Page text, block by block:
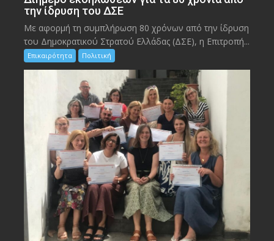
την ίδρυση του ΔΣΕ
Με αφορμή τη συμπλήρωση 80 χρόνων από την ίδρυση
του Δημοκρατικού Στρατού Ελλάδας (ΔΣΕ), η Επιτροπή...
Επικαιρότητα Πολιτική